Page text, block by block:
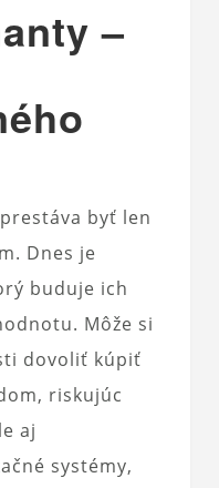
–
byť len
Dnes je
buduje ich
Môže si
dovoliť kúpiť
riskujúc
aj
systémy,